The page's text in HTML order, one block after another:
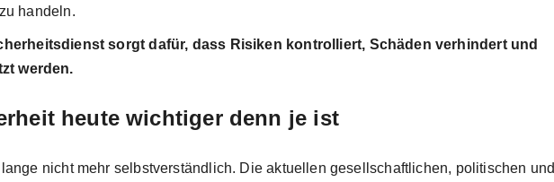
handeln.
sorgt dafür, dass Risiken kontrolliert, Schäden verhindert und
werden.
heute wichtiger denn je ist
nicht mehr selbstverständlich. Die aktuellen gesellschaftlichen, politischen und